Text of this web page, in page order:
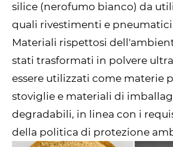
silice (nerofumo bianco) da
quali rivestimenti e
Materiali rispettosi
stati trasformati in polvere
essere utilizzati come materie
stoviglie e materiali di
degradabili, in linea con i
della politica di protezione